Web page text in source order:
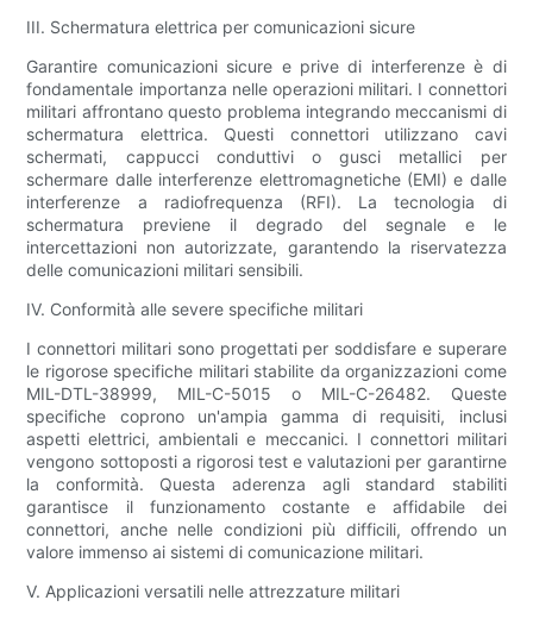
III. Schermatura elettrica per comunicazioni sicure
Garantire comunicazioni sicure e prive di interferenze è di
fondamentale importanza nelle operazioni militari. I connettori
militari affrontano questo problema integrando meccanismi di
schermatura elettrica. Questi connettori utilizzano cavi
schermati, cappucci conduttivi o gusci metallici per
schermare dalle interferenze elettromagnetiche (EMI) e dalle
interferenze a radiofrequenza (RFI). La tecnologia di
schermatura previene il degrado del segnale e le
intercettazioni non autorizzate, garantendo la riservatezza
delle comunicazioni militari sensibili.
IV. Conformità alle severe specifiche militari
I connettori militari sono progettati per soddisfare e superare
le rigorose specifiche militari stabilite da organizzazioni come
MIL-DTL-38999, MIL-C-5015 o MIL-C-26482. Queste
specifiche coprono un'ampia gamma di requisiti, inclusi
aspetti elettrici, ambientali e meccanici. I connettori militari
vengono sottoposti a rigorosi test e valutazioni per garantirne
la conformità. Questa aderenza agli standard stabiliti
garantisce il funzionamento costante e affidabile dei
connettori, anche nelle condizioni più difficili, offrendo un
valore immenso ai sistemi di comunicazione militari.
V. Applicazioni versatili nelle attrezzature militari